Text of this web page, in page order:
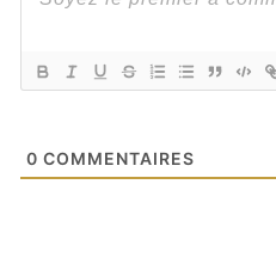
0 COMMENTAIRES